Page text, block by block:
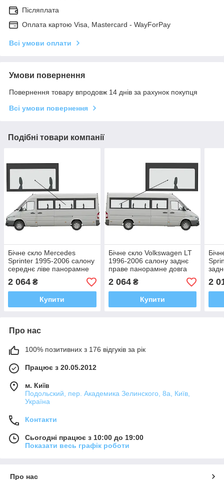
Післяплата
Оплата картою Visa, Mastercard - WayForPay
Всі умови оплати
Умови повернення
Повернення товару впродовж 14 днів за рахунок покупця
Всі умови повернення
Подібні товари компанії
Бічне скло Mercedes
Sprinter 1995-2006 салону
середнє ліве панорамне
довга база
2 064 ₴
Купити
Бічне скло Volkswagen LT
1996-2006 салону заднє
праве панорамне довга
база
2 064₴
Купити
2
Про нас
100% позитивних з 176 відгуків за рік
Працює з 20.05.2012
м. Київ
Подольский, пер. Академика Зелинского, 8а, Київ,
Україна
Контакти
Сьогодні працює з 10:00 до 19:00
Показати весь графік роботи
Про нас